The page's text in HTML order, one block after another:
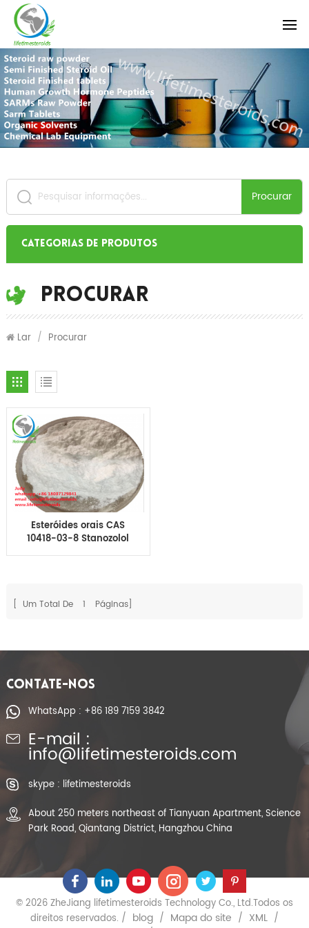
Procurar
Categorias de produtos
Procurar
Lar / Procurar
Esteróides orais CAS
10418-03-8 Stanozolol
Winstrol winny para
[ Um Total De 1 Páginas]
CONTATE-NOS
WhatsApp : +86 189 7159 3842
E-mail :
info@lifetimesteroids.com
skype : lifetimesteroids
About 250 meters northeast of Tianyuan Apartment, Science
Park Road, Qiantang District, Hangzhou China
© 2026 ZheJiang lifetimesteroids Technology Co., Ltd.Todos os
direitos reservados. / blog / Mapa do site / XML /